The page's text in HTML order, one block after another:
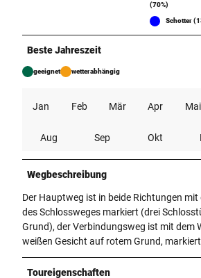
(70%)
Schotter
Beste Jahreszeit
geeignet wetterabhängig
Jan Feb Mär Apr Mai
Aug Sep Okt
Wegbeschreibung
Der Hauptweg ist in beide Richtungen mit
des Schlossweges markiert (drei
Grund), der Verbindungsweg ist mit dem
weißen Gesicht auf rotem Grund,
Toureigenschaften